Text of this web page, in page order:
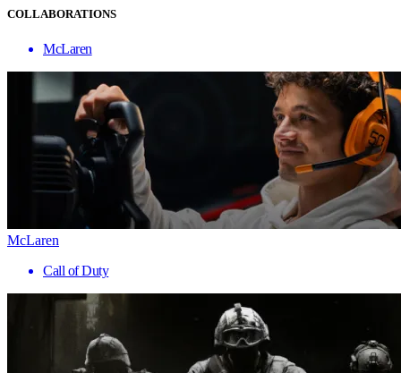
COLLABORATIONS
McLaren
McLaren
Call of Duty